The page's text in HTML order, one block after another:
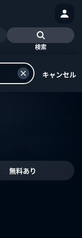
検索
キャンセル
無料あり